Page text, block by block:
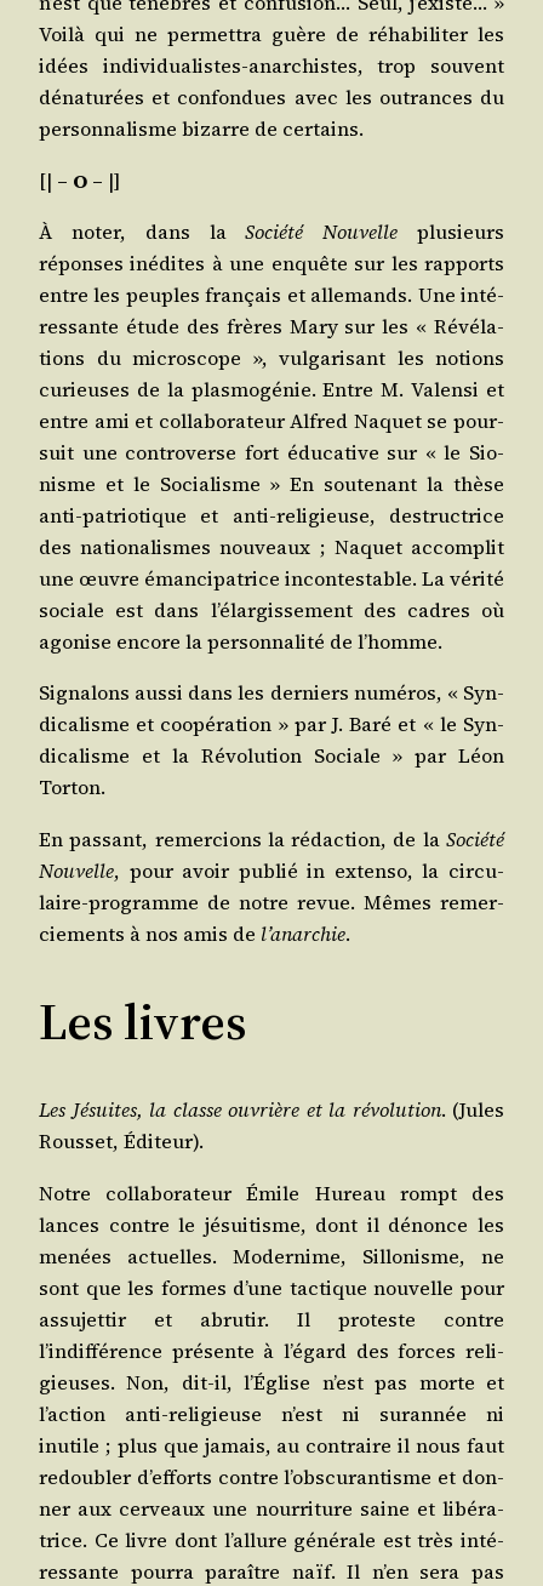
Voi­là qui ne per­met­tra guère de réha­bi­li­ter les
idées indi­vi­dua­listes-anar­chistes, trop sou­vent
déna­tu­rées et confon­dues avec les outrances du
per­son­na­lisme bizarre de certains.
[| – O – |]
À noter, dans laSocié­té Nou­velle plu­sieurs
réponses inédites à une enquête sur les rap­ports
entre les peuples fran­çais et alle­mands. Une inté­
res­sante étude des frères Mary sur les « Révé­la­
tions du micro­scope », vul­ga­ri­sant les notions
curieuses de la plas­mo­gé­nie. Entre M. Valen­si et
entre ami et col­la­bo­ra­teur Alfred Naquet se pour­
suit une contro­verse fort édu­ca­tive sur « le Sio­
nisme et le Socia­lisme » En sou­te­nant la thèse
anti-patrio­tique et anti-reli­gieuse, des­truc­trice
des natio­na­lismes nou­veaux ; Naquet accom­plit
une œuvre éman­ci­pa­trice incon­tes­table. La véri­té
sociale est dans l’élargissement des cadres où
ago­nise encore la per­son­na­li­té de l’homme.
Signa­lons aus­si dans les der­niers numé­ros, « Syn­
di­ca­lisme et coopé­ra­tion » par J. Baré et « le Syn­
di­ca­lisme et la Révo­lu­tion Sociale » par Léon
Torton.
En pas­sant, remer­cions la rédac­tion, de la Socié­té
Nou­velle, pour avoir publié in exten­so, la cir­cu­
laire-pro­gramme de notre revue. Mêmes remer­
cie­ments à nos amis de l’anarchie.
Les livres
Les Jésuites, la classe ouvrière et la révo­lu­tion. (Jules
Rous­set, Éditeur).
Notre col­la­bo­ra­teur Émile Hureau rompt des
lances contre le jésui­tisme, dont il dénonce les
menées actuelles. Moder­nime, Sillo­nisme, ne
sont que les formes d’une tac­tique nou­velle pour
assu­jet­tir et abru­tir. Il pro­teste contre
l’indifférence pré­sente à l’égard des forces reli­
gieuses. Non, dit-il, l’Église n’est pas morte et
l’action anti-reli­gieuse n’est ni sur­an­née ni
inutile ; plus que jamais, au contraire il nous faut
redou­bler d’efforts contre l’obscurantisme et don­
ner aux cer­veaux une nour­ri­ture saine et libé­ra­
trice. Ce livre dont l’allure géné­rale est très inté­
res­sante pour­ra paraître naïf. Il n’en sera pas